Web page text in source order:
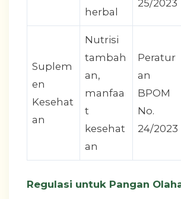
herbal
25/2023
Suplem
en
Kesehat
an
Nutrisi
tambah
an,
manfaa
t
kesehat
an
Peratur
an
BPOM
No.
24/2023
Regulasi untuk Pangan